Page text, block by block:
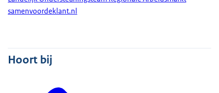
samenvoordeklant.nl
Hoort bij